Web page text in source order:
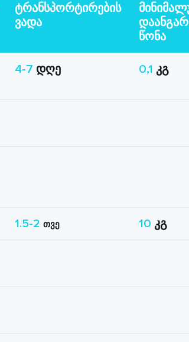
ტრანსპორტირების
ვადა
წონა
4-7 დღე 0,1 კგ
1.5-2 თვე 10 კგ